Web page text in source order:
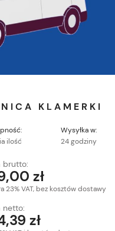
KLAMERKI
ilość
Wysyłka w:
24 godziny
brutto:
zł
23% VAT, bez kosztów dostawy
netto:
zł